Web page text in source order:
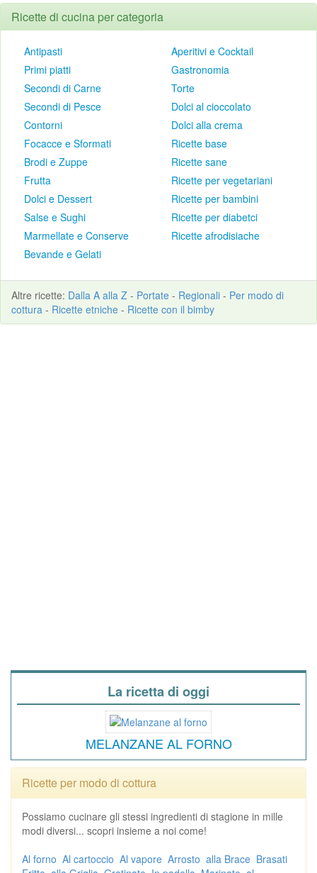
Ricette di cucina per categoria
Antipasti
Primi piatti
Secondi di Carne
Secondi di Pesce
Contorni
Focacce e Sformati
Brodi e Zuppe
Frutta
Dolci e Dessert
Salse e Sughi
Marmellate e Conserve
Bevande e Gelati
Aperitivi e Cocktail
Gastronomia
Torte
Dolci al cioccolato
Dolci alla crema
Ricette base
Ricette sane
Ricette per vegetariani
Ricette per bambini
Ricette per diabetci
Ricette afrodisiache
Altre ricette: Dalla A alla Z - Portate - Regionali - Per modo di
cottura - Ricette etniche - Ricette con il bimby
La ricetta di oggi
MELANZANE AL FORNO
Ricette per modo di cottura
Possiamo cucinare gli stessi ingredienti di stagione in mille
modi diversi... scopri insieme a noi come!
Al forno Al cartoccio Al vapore Arrosto alla Brace Brasati